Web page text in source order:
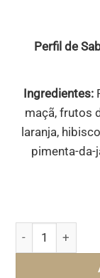
Perfil de
Ingredientes:
maçã, frutos
laranja,
pimenta-da-